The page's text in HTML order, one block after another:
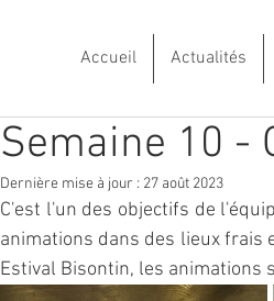
Accueil Actualités
Semaine 10 -
Dernière mise à jour : 27 août 2023
C'est l'un des objectifs de
animations dans des lieux frais
Estival Bisontin, les animations